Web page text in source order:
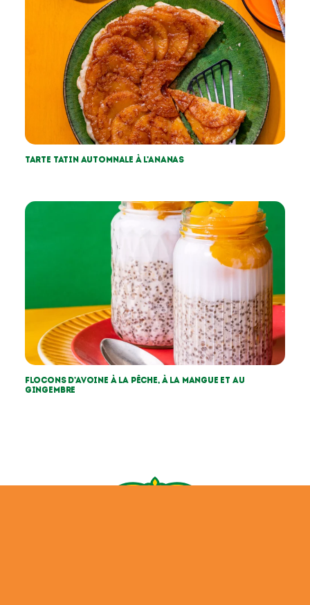
Tarte tatin automnale à l’ananas
Flocons d’avoine à la pêche, à la mangue et au
gingembre